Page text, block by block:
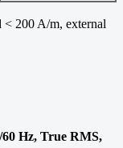
< 200 A/m, external
Hz, True RMS,